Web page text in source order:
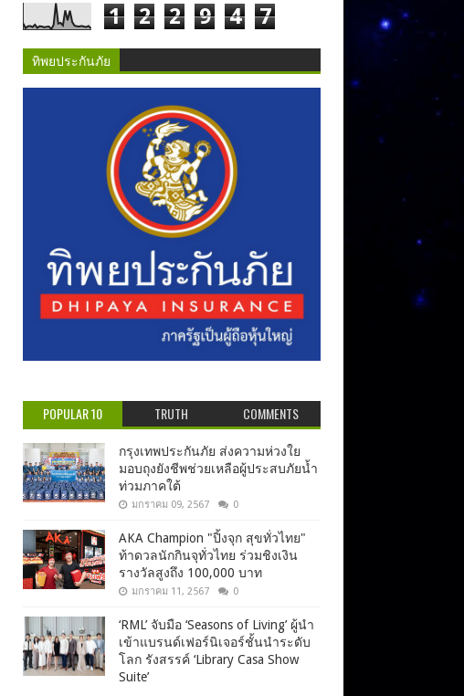
1 2 2 9 4 7
ทิพยประกันภัย
POPULAR 10 TRUTH COMMENTS
กรุงเทพประกันภัย ส่งความห่วงใย
มอบถุงยังชีพช่วยเหลือผู้ประสบภัยน้ำ
ท่วมภาคใต้
มกราคม 09, 2567 0
AKA Champion "ปิ้งจุก สุขทั่วไทย"
ท้าดวลนักกินจุทั่วไทย ร่วมชิงเงิน
รางวัลสูงถึง 100,000 บาท
มกราคม 11, 2567 0
‘RML’ จับมือ ‘Seasons of Living’ ผู้นำ
เข้าแบรนด์เฟอร์นิเจอร์ชั้นนำระดับ
โลก รังสรรค์ ‘Library Casa Show
Suite’